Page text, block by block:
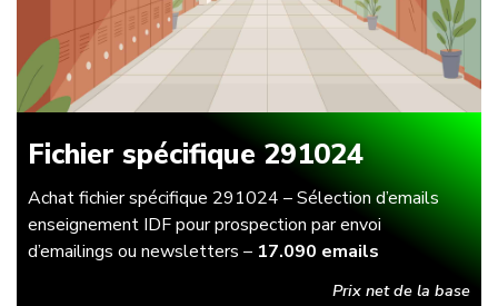
Fichier spécifique 291024
Achat fichier spécifique 291024 – Sélection d’emails
enseignement IDF pour prospection par envoi
d’emailings ou newsletters – 17.090 emails
Prix net de la base